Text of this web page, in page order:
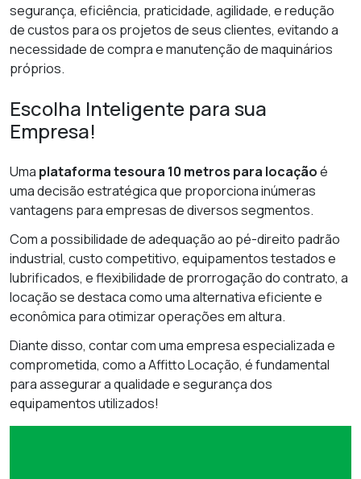
segurança, eficiência, praticidade, agilidade, e redução
de custos para os projetos de seus clientes, evitando a
necessidade de compra e manutenção de maquinários
próprios.
Escolha Inteligente para sua
Empresa!
Uma plataforma tesoura 10 metros para locaçãoé
uma decisão estratégica que proporciona inúmeras
vantagens para empresas de diversos segmentos.
Com a possibilidade de adequação ao pé-direito padrão
industrial, custo competitivo, equipamentos testados e
lubrificados, e flexibilidade de prorrogação do contrato, a
locação se destaca como uma alternativa eficiente e
econômica para otimizar operações em altura.
Diante disso, contar com uma empresa especializada e
comprometida, como a Affitto Locação, é fundamental
para assegurar a qualidade e segurança dos
equipamentos utilizados!